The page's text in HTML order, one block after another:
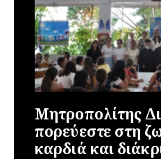
Μητροπολίτης
πορεύεστε στη
καρδιά και